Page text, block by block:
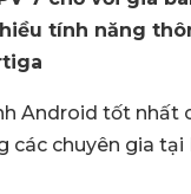
tính năng
Android tốt nhất
các chuyên gia